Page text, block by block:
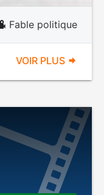
Fable politique
VOIR PLUS